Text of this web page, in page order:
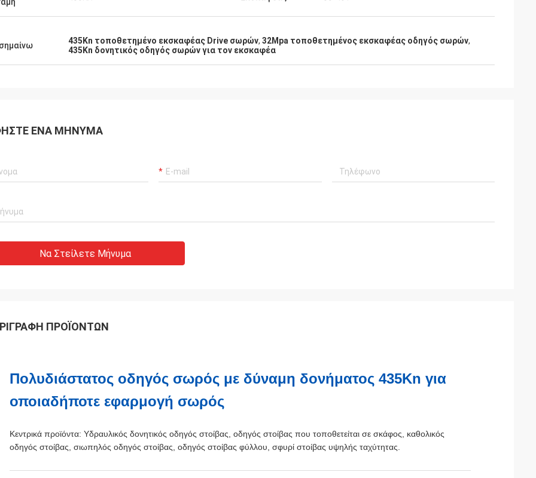
435Kn τοποθετημένο εκσκαφέας Drive σωρών, 32Mpa τοποθετημένος εκσκαφέας οδηγός σωρών,
435Kn δονητικός οδηγός σωρών για τον εκσκαφέα
ΈΝΑ ΜΉΝΥΜΑ
Να Στείλετε Μήνυμα
ΠΡΟΪΌΝΤΩΝ
Πολυδιάστατος οδηγός σωρός με δύναμη δονήματος 435Kn για
οποιαδήποτε εφαρμογή σωρός
Κεντρικά προϊόντα: Υδραυλικός δονητικός οδηγός στοίβας, οδηγός στοίβας που τοποθετείται σε σκάφος, καθολικός
οδηγός στοίβας, σιωπηλός οδηγός στοίβας, οδηγός στοίβας φύλλου, σφυρί στοίβας υψηλής ταχύτητας.